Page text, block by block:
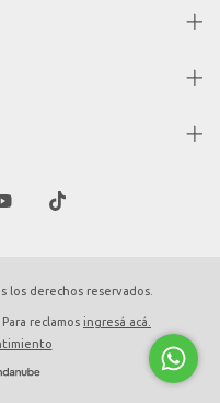
los derechos reservados.
reclamos ingresá acá.